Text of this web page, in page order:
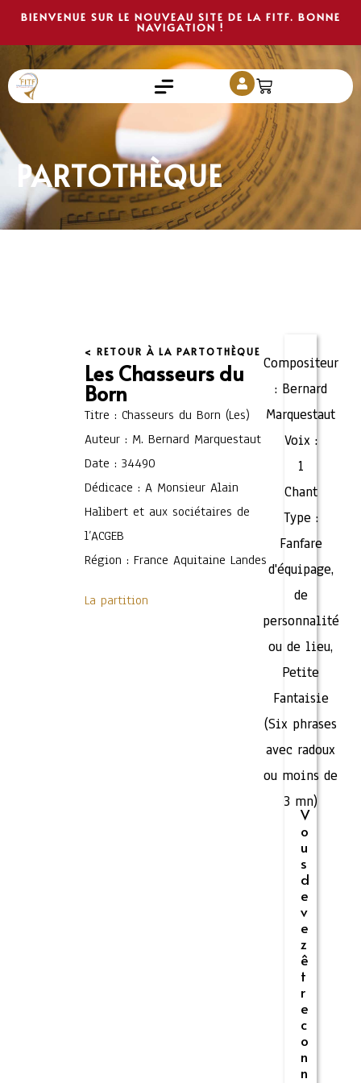
BIENVENUE SUR LE NOUVEAU SITE DE LA FITF. BONNE
NAVIGATION !
PARTOTHÈQUE
< RETOUR À LA PARTOTHÈQUE
Les Chasseurs du
Born
Titre : Chasseurs du Born (Les)
Auteur : M. Bernard Marquestaut
Date : 34490
Dédicace : A Monsieur Alain
Halibert et aux sociétaires de
l’ACGEB
Région : France Aquitaine Landes
La partition
Compositeur
: Bernard
Marquestaut
Voix :
1
Chant
Type :
Fanfare
d'équipage,
de
personnalité
ou de lieu,
Petite
Fantaisie
(Six phrases
avec radoux
ou moins de
3 mn)
V
o
u
s
d
e
v
e
z
ê
t
r
e
c
o
n
n